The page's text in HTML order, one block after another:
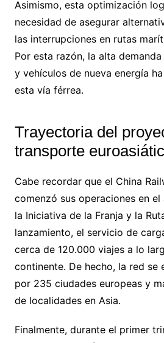
Asimismo, esta optimización
necesidad de asegurar
las interrupciones en rutas
Por esta razón, la alta
y vehículos de nueva energía
esta vía férrea.
Trayectoria del
transporte
Cabe recordar que el China
comenzó sus operaciones en
la Iniciativa de la Franja y la
lanzamiento, el servicio de
cerca de 120.000 viajes a lo
continente. De hecho, la red se
por 235 ciudades europeas y
de localidades en Asia.
Finalmente, durante el primer